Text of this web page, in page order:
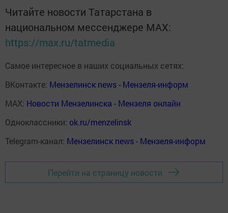
Читайте новости Татарстана в
национальном мессенджере MАХ:
https://max.ru/tatmedia
Самое интересное в наших социальных сетях:
ВКонтакте: Мензелинск news - Мензеля-информ
MAX: Новости Мензелинска - Мензеля онлайн
Одноклассники: ok.ru/menzelinsk
Telegram-канал: Мензелинск news - Мензеля-информ
Перейти на страницу новости